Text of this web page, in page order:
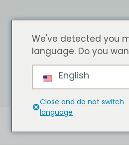
Private &
We've detected you
language. Do you
English
Close and do not switch
language